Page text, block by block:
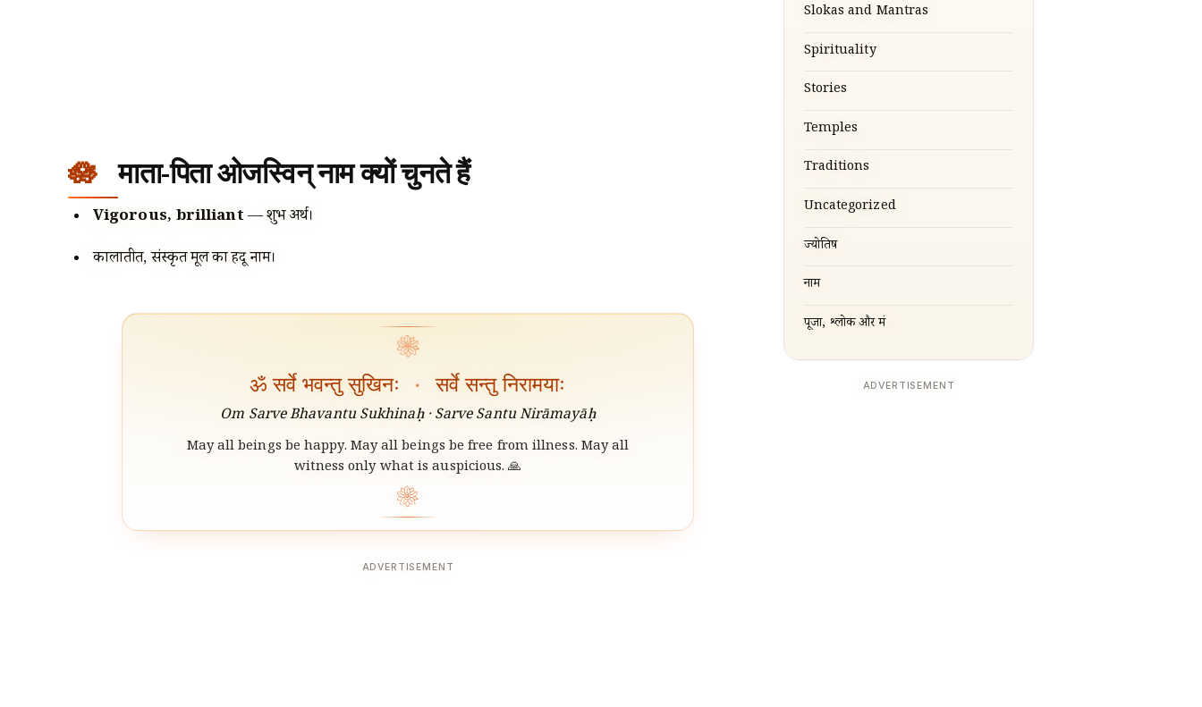
माता-पिता ओजस्विन् नाम क्यों चुनते हैं
Vigorous, brilliant— शुभ अर्थ।
कालातीत, संस्कृत मूल का हिंदू नाम।
❀
ॐ सर्वे भवन्तु सुखिनः · सर्वे सन्तु निरामयाः
Om Sarve Bhavantu Sukhinaḥ · Sarve Santu Nirāmayāḥ
May all beings be happy. May all beings be free from illness. May all
witness only what is auspicious. 🙏
❀
ADVERTISEMENT
Slokas and Mantras
Spirituality
Stories
Temples
Traditions
Uncategorized
ज्योतिष
नाम
पूजा, श्लोक और मंत्र
ADVERTISEMENT